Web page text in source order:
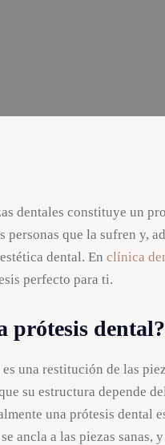
dentales constituye un
personas que la sufren y,
dental. En clínica
perfecto para ti.
prótesis dental?
una restitución de las
su estructura depende
una prótesis dental
ancla a las piezas sanas,